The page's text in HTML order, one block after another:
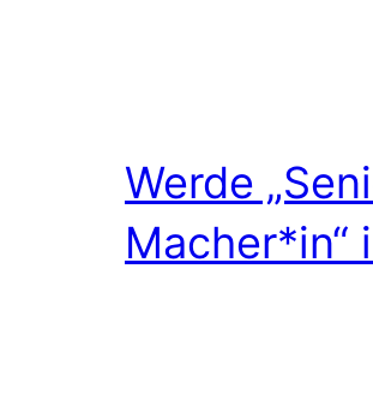
Werde
Macher*in“